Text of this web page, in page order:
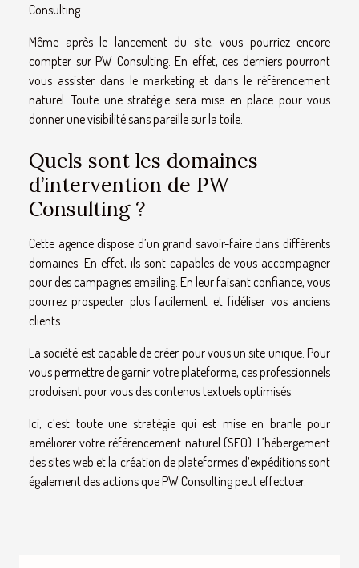
Consulting.
Même après le lancement du site, vous pourriez encore
compter sur PW Consulting. En effet, ces derniers pourront
vous assister dans le marketing et dans le référencement
naturel. Toute une stratégie sera mise en place pour vous
donner une visibilité sans pareille sur la toile.
Quels sont les domaines
d’intervention de PW
Consulting ?
Cette agence dispose d’un grand savoir-faire dans différents
domaines. En effet, ils sont capables de vous accompagner
pour des campagnes emailing. En leur faisant confiance, vous
pourrez prospecter plus facilement et fidéliser vos anciens
clients.
La société est capable de créer pour vous un site unique. Pour
vous permettre de garnir votre plateforme, ces professionnels
produisent pour vous des contenus textuels optimisés.
Ici, c’est toute une stratégie qui est mise en branle pour
améliorer votre référencement naturel (SEO). L’hébergement
des sites web et la création de plateformes d’expéditions sont
également des actions que PW Consulting peut effectuer.